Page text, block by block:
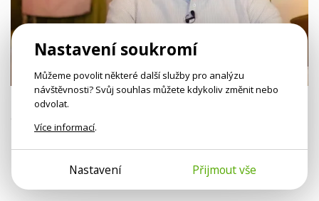
Petr Kačena: Může se partner změnit?
Co když se dvojice neshodne na něčem, co je pro oba důležité?
Nastavení soukromí
Můžeme povolit některé další služby pro analýzu
návštěvnosti? Svůj souhlas můžete kdykoliv změnit nebo
odvolat.
Více informací.
Nastavení Přijmout vše